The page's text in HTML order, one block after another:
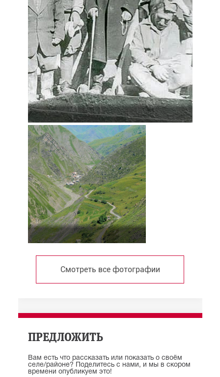
Смотреть все фотографии
ПРЕДЛОЖИТЬ
Вам есть что рассказать или показать о своём
селе/районе? Поделитесь с нами, и мы в скором
времени опубликуем это!